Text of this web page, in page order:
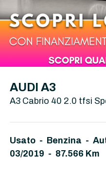
AUDI A3
A3 Cabrio 40 2.0 tfsi
Usato - Benzina -
03/2019 - 87.566 Km